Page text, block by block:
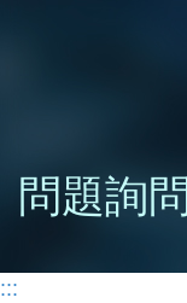
問題詢問
:::